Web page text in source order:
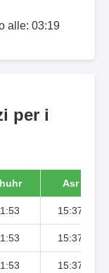
alle: 03:19
per i
Asr
15:37
15:37
15:37